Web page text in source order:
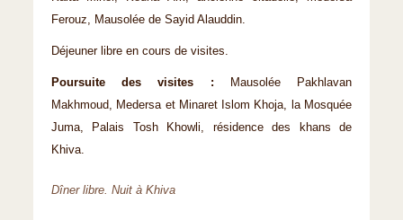
Ferouz, Mausolée de Sayid Alauddin.
Déjeuner libre en cours de visites.
Poursuite des visites : Mausolée Pakhlavan
Makhmoud, Medersa et Minaret Islom Khoja, la Mosquée
Juma, Palais Tosh Khowli, résidence des khans de
Khiva.
Dîner libre. Nuit à Khiva